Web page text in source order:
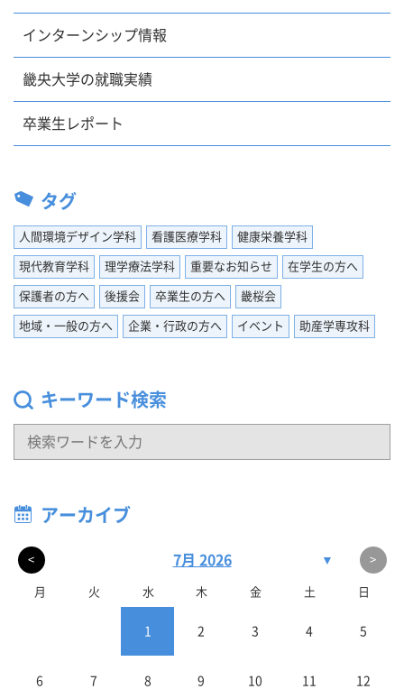
インターンシップ情報
畿央大学の就職実績
卒業生レポート
タグ
人間環境デザイン学科 看護医療学科 健康栄養学科
現代教育学科 理学療法学科 重要なお知らせ 在学生の方へ
保護者の方へ 後援会 卒業生の方へ 畿桜会
地域・一般の方へ 企業・行政の方へ イベント 助産学専攻科
キーワード検索
アーカイブ
< 7月 2026 ▼ >
月 火 水 木 金 土 日
1 2 3 4 5
6 7 8 9 10 11 12